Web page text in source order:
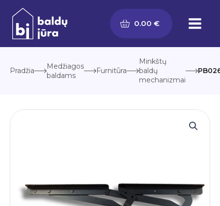
Pereiti
prie
turinio
0.00 €
Pradžia
Medžiagos
baldams
Furnitūra
Minkštų
baldų
mechanizmai